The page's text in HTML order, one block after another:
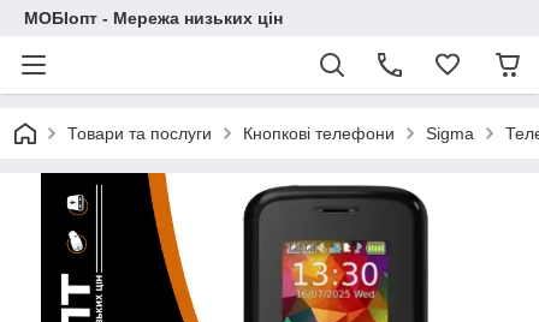
МОБІопт - Мережа низьких цін
Товари та послуги Кнопкові телефони Sigma